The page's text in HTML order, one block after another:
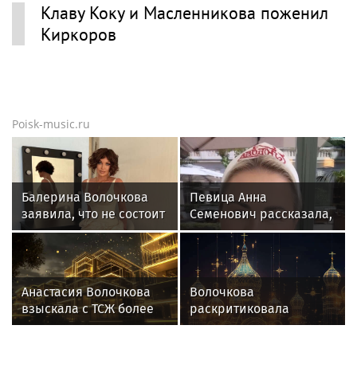
Филипп Киркоров в
новостях
Гузеева обратилась к Киркорову с